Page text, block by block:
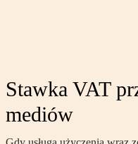
Stawka VAT
mediów